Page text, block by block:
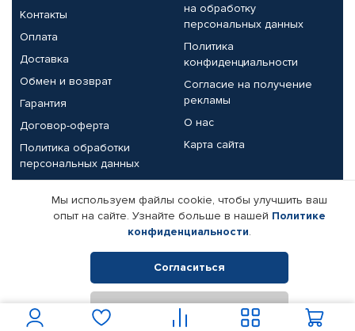
Контакты
Оплата
Доставка
Обмен и возврат
Гарантия
Договор-оферта
Политика обработки
персональных данных
на обработку
персональных данных
Политика
конфиденциальности
Согласие на получение
рекламы
О нас
Карта сайта
Партнерам
Корпоративным клиентам
Поставщикам
Реквизиты компании
© КАМАЗ ЦЕНТР ДОНЕЦК, 2015-2026. Все права защищены.
Интернет-магазин автомобильных товаров Автопрофи.
Мы используем файлы cookie, чтобы улучшить ваш
опыт на сайте. Узнайте больше в нашей Политике
конфиденциальности.
Согласиться
Отклонить